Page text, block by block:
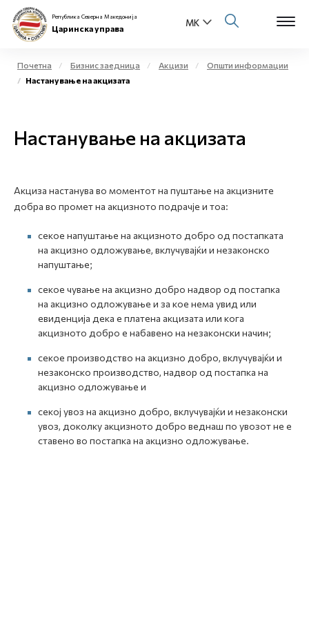
Физички лица
Е-Царина
Медиа центар
Е-Весник
Република Северна Македонија
Царинска управа
Почетна Бизнис заедница Акцизи
Општи информации
Настанување на акцизата
Настанување на акцизата
Акциза настанува во моментот на пуштање на акцизните
добра во промет на акцизното подрачје и тоа:
секое напуштање на акцизното добро од постапката
на акцизно одложување, вклучувајќи и незаконско
напуштање;
секое чување на акцизно добро надвор од постапка
на акцизно одложување и за кое нема увид или
евиденција дека е платена акцизата или кога
акцизното добро е набавено на незаконски начин;
секое производство на акцизно добро, вклучувајќи и
незаконско производство, надвор од постапка на
акцизно одложување и
секој увоз на акцизно добро, вклучувајќи и незаконски
увоз, доколку акцизното добро веднаш по увозот не е
ставено во постапка на акцизно одложување.